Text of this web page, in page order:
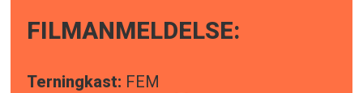
FILMANMELDELSE:
Terningkast: FEM